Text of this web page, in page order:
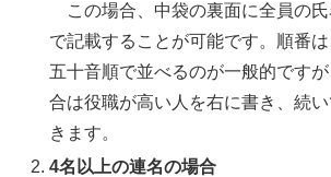
この場合、中袋の裏面に全員の氏
で記載することが可能です。順番
五十音順で並べるのが一般的です
合は役職が高い人を右に書き、続
きます。
4名以上の連名の場合